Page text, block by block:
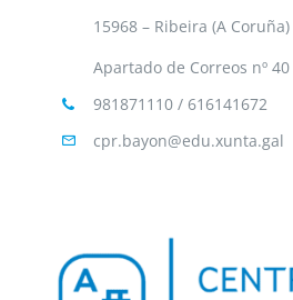
15968 – Ribeira (A Coruña)
Apartado de Correos nº 40
981871110 / 616141672
cpr.bayon@edu.xunta.gal